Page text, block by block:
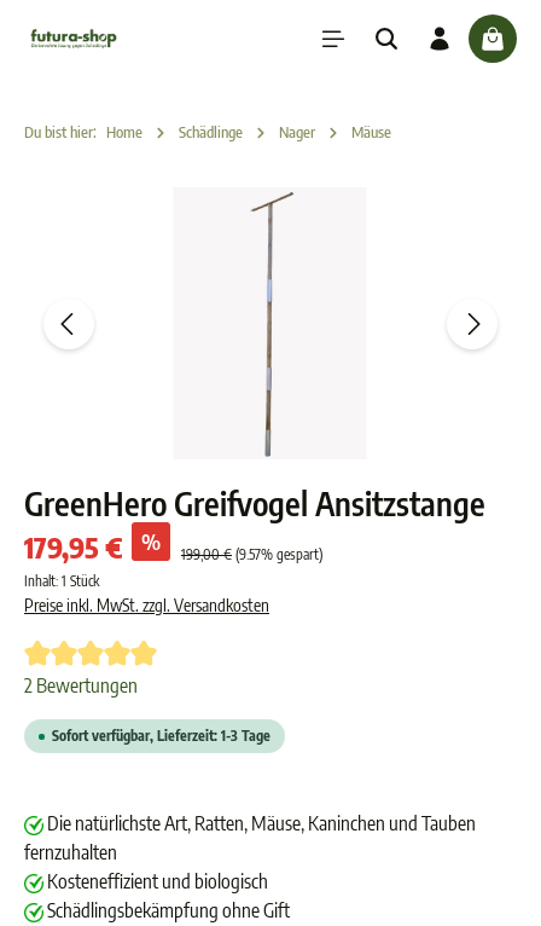
springen
Du bist hier: Home Schädlinge Nager Mäuse
GreenHero Greifvogel Ansitzstange
179,95 € % 199,00 € (9.57% gespart)
Inhalt: 1 Stück
Preise inkl. MwSt. zzgl. Versandkosten
Durchschnittliche Bewertung von 5 von 5 Sternen
2 Bewertungen
Sofort verfügbar, Lieferzeit: 1-3 Tage
Die natürlichste Art, Ratten, Mäuse, Kaninchen und Tauben
fernzuhalten
Kosteneffizient und biologisch
Schädlingsbekämpfung ohne Gift